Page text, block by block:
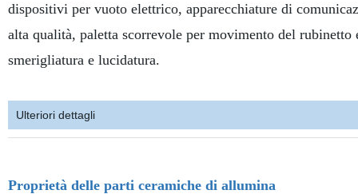
dispositivi per vuoto elettrico, apparecchiature di
alta qualità, paletta scorrevole per movimento del
smerigliatura e lucidatura.
Ulteriori dettagli
Proprietà delle parti ceramiche di allumina